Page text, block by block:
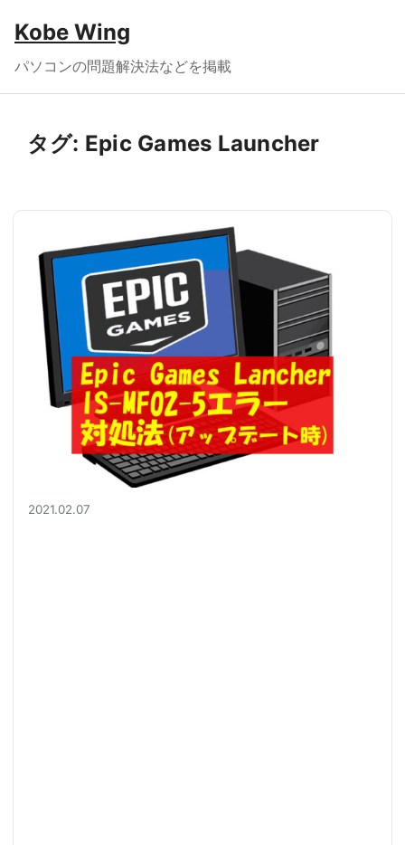
Kobe Wing
パソコンの問題解決法などを掲載
タグ: Epic Games Launcher
2021.02.07